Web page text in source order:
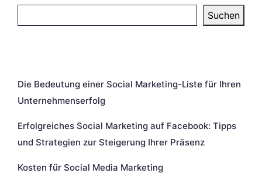
Suchen
Die Bedeutung einer Social Marketing-Liste für Ihren
Unternehmenserfolg
Erfolgreiches Social Marketing auf Facebook: Tipps
und Strategien zur Steigerung Ihrer Präsenz
Kosten für Social Media Marketing